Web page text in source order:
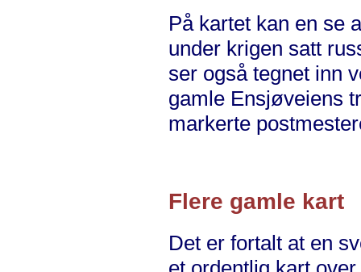
På kartet kan en se
under krigen satt
ser også tegnet inn
gamle Ensjøveiens
markerte
Flere gamle kart
Det er fortalt at en